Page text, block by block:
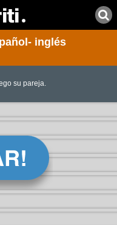
inglés
su pareja.